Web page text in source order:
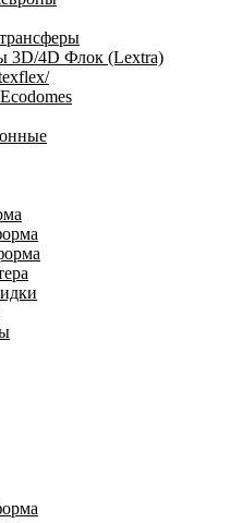
3D/4D Флок (Lextra)